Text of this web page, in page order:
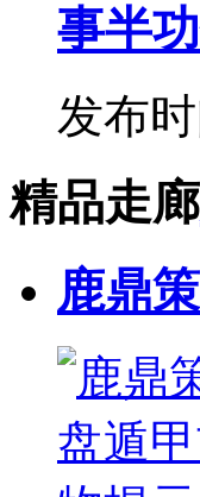
事半
发布
精品走廊
鹿鼎